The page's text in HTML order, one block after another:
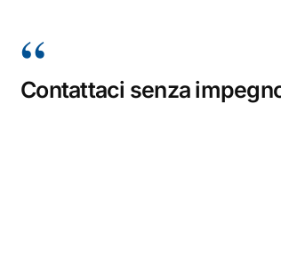
Contattaci senza